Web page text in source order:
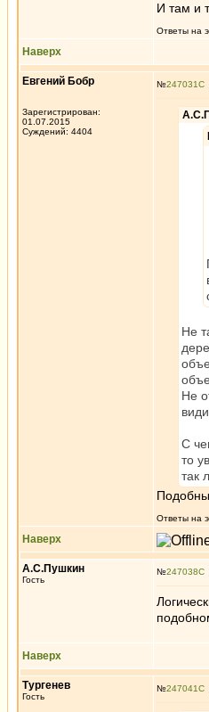
И там и
Ответы на
Наверх
Евгений Бобр
Зарегистрирован:
01.07.2015
Суждений: 4404
№247031
Не
Не
С
то
так
Ответы на
Наверх
А.С.Пушкин
Гость
№247038
Наверх
Тургенев
Гость
№247041